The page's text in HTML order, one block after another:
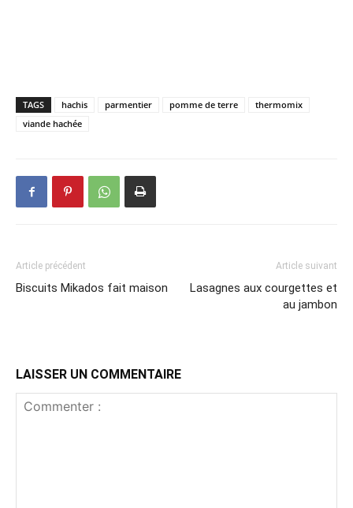
TAGS hachis parmentier pomme de terre
thermomix
viande hachée
Article précédent
Biscuits Mikados fait maison
Article suivant
Lasagnes aux courgettes et
au jambon
LAISSER UN COMMENTAIRE